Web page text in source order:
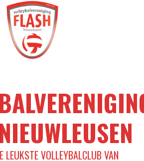
LEUKSTE VOLLEYBALCLUB VAN